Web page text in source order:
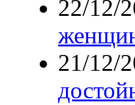
22/12/
21/12/